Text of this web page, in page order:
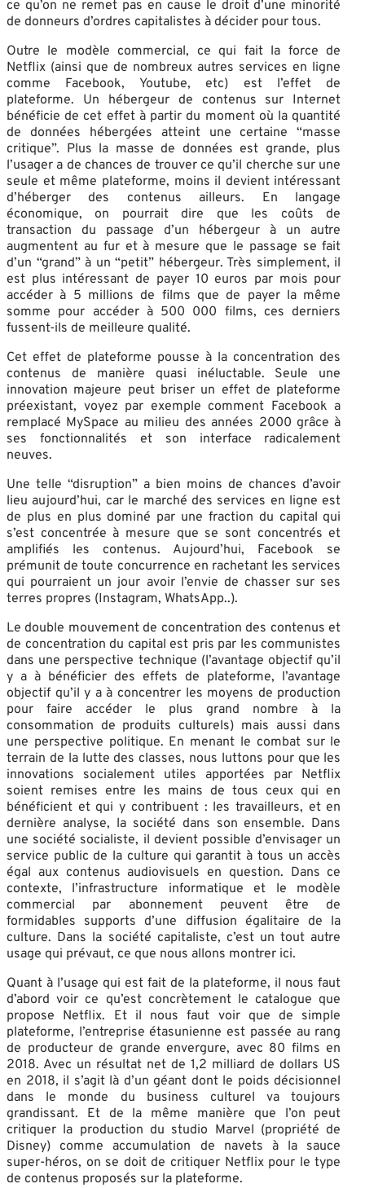
ce qu’on ne remet pas en cause le droit d’une minorité
de donneurs d’ordres capitalistes à décider pour tous.
Outre le modèle commercial, ce qui fait la force de
Netflix (ainsi que de nombreux autres services en ligne
comme Facebook, Youtube, etc) est l’effet de
plateforme. Un hébergeur de contenus sur Internet
bénéficie de cet effet à partir du moment où la quantité
de données hébergées atteint une certaine “masse
critique”. Plus la masse de données est grande, plus
l’usager a de chances de trouver ce qu’il cherche sur une
seule et même plateforme, moins il devient intéressant
d’héberger des contenus ailleurs. En langage
économique, on pourrait dire que les coûts de
transaction du passage d’un hébergeur à un autre
augmentent au fur et à mesure que le passage se fait
d’un “grand” à un “petit” hébergeur. Très simplement, il
est plus intéressant de payer 10 euros par mois pour
accéder à 5 millions de films que de payer la même
somme pour accéder à 500 000 films, ces derniers
fussent-ils de meilleure qualité.
Cet effet de plateforme pousse à la concentration des
contenus de manière quasi inéluctable. Seule une
innovation majeure peut briser un effet de plateforme
préexistant, voyez par exemple comment Facebook a
remplacé MySpace au milieu des années 2000 grâce à
ses fonctionnalités et son interface radicalement
neuves.
Une telle “disruption” a bien moins de chances d’avoir
lieu aujourd’hui, car le marché des services en ligne est
de plus en plus dominé par une fraction du capital qui
s’est concentrée à mesure que se sont concentrés et
amplifiés les contenus. Aujourd’hui, Facebook se
prémunit de toute concurrence en rachetant les services
qui pourraient un jour avoir l’envie de chasser sur ses
terres propres (Instagram, WhatsApp..).
Le double mouvement de concentration des contenus et
de concentration du capital est pris par les communistes
dans une perspective technique (l’avantage objectif qu’il
y a à bénéficier des effets de plateforme, l’avantage
objectif qu’il y a à concentrer les moyens de production
pour faire accéder le plus grand nombre à la
consommation de produits culturels) mais aussi dans
une perspective politique. En menant le combat sur le
terrain de la lutte des classes, nous luttons pour que les
innovations socialement utiles apportées par Netflix
soient remises entre les mains de tous ceux qui en
bénéficient et qui y contribuent : les travailleurs, et en
dernière analyse, la société dans son ensemble. Dans
une société socialiste, il devient possible d’envisager un
service public de la culture qui garantit à tous un accès
égal aux contenus audiovisuels en question. Dans ce
contexte, l’infrastructure informatique et le modèle
commercial par abonnement peuvent être de
formidables supports d’une diffusion égalitaire de la
culture. Dans la société capitaliste, c’est un tout autre
usage qui prévaut, ce que nous allons montrer ici.
Quant à l’usage qui est fait de la plateforme, il nous faut
d’abord voir ce qu’est concrètement le catalogue que
propose Netflix. Et il nous faut voir que de simple
plateforme, l’entreprise étasunienne est passée au rang
de producteur de grande envergure, avec 80 films en
2018. Avec un résultat net de 1,2 milliard de dollars US
en 2018, il s’agit là d’un géant dont le poids décisionnel
dans le monde du business culturel va toujours
grandissant. Et de la même manière que l’on peut
critiquer la production du studio Marvel (propriété de
Disney) comme accumulation de navets à la sauce
super-héros, on se doit de critiquer Netflix pour le type
de contenus proposés sur la plateforme.